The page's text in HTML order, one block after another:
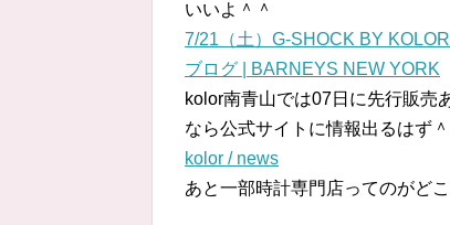
いいよ＾＾
7/21（土）G-SHOCK BY
ブログ | BARNEYS NEW YORK
kolor南青山では07日に先行販売
なら公式サイトに情報出るはず＾
kolor / news
あと一部時計専門店ってのがど